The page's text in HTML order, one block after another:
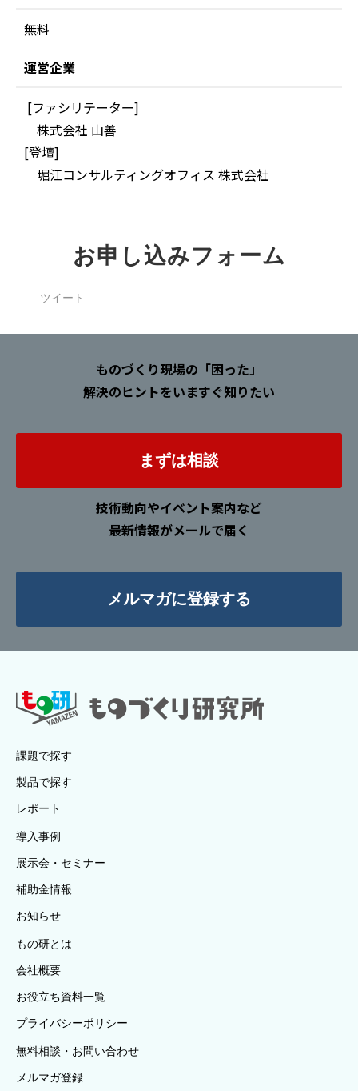
無料
運営企業
[ファシリテーター]
株式会社 山善
[登壇]
堀江コンサルティングオフィス 株式会社
お申し込みフォーム
ツイート
ものづくり現場の「困った」
解決のヒントをいますぐ知りたい
まずは相談
技術動向やイベント案内など
最新情報がメールで届く
メルマガに登録する
課題で探す
製品で探す
レポート
導入事例
展示会・セミナー
補助金情報
お知らせ
もの研とは
会社概要
お役立ち資料一覧
プライバシーポリシー
無料相談・お問い合わせ
メルマガ登録